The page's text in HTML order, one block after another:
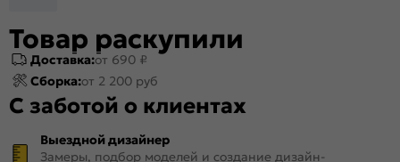
Товар раскупили
Доставка:от 690 ₽
Сборка:от 2 200 руб
С заботой о клиентах
Выездной дизайнер
Замеры, подбор моделей и создание дизайн-